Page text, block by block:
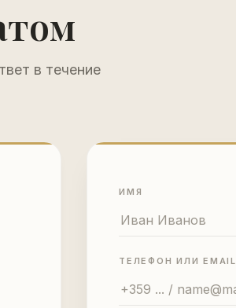
в течение
ИМЯ
ТЕЛЕФОН ИЛИ EMAIL